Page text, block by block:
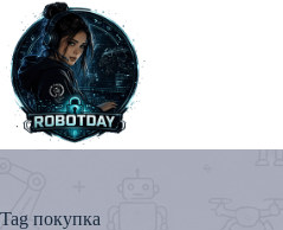
content
Tag покупка